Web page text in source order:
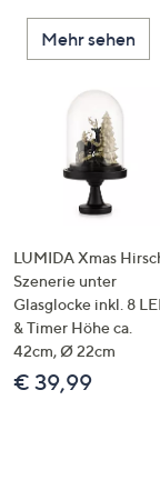
Mehr sehen
LUMIDA Xmas
Szenerie unter
Glasglocke inkl. 8
& Timer Höhe ca.
42cm, Ø 22cm
€ 39,99